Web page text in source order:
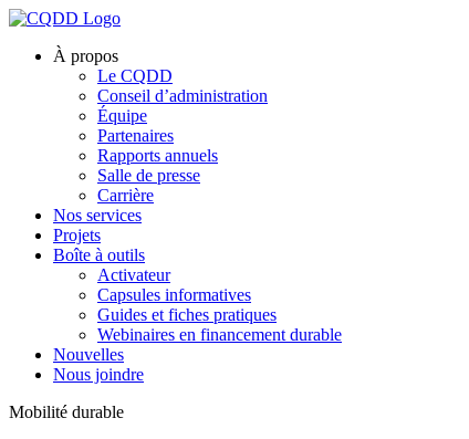
À propos
Le CQDD
Conseil d’administration
Équipe
Partenaires
Rapports annuels
Salle de presse
Carrière
Nos services
Projets
Boîte à outils
Activateur
Capsules informatives
Guides et fiches pratiques
Webinaires en financement durable
Nouvelles
Nous joindre
Mobilité durable